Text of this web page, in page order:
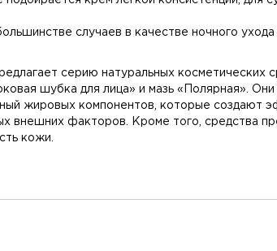
случаев в качестве ночного
серию натуральных косметических
шубка для лица» и мазь «Полярная».
жировых компонентов, которые создают
внешних факторов. Кроме того, средства
кожи.